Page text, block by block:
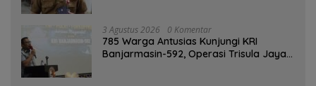
3 Agustus 2026 0 Komentar
785 Warga Antusias Kunjungi KRI
Banjarmasin-592, Operasi Trisula Jaya